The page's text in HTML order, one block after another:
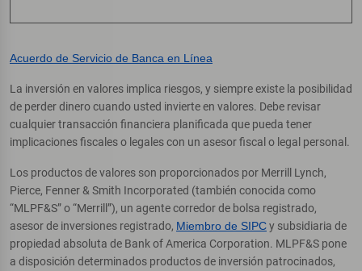
Acuerdo de Servicio de Banca en Línea
La inversión en valores implica riesgos, y siempre existe la posibilidad
de perder dinero cuando usted invierte en valores. Debe revisar
cualquier transacción financiera planificada que pueda tener
implicaciones fiscales o legales con un asesor fiscal o legal personal.
Los productos de valores son proporcionados por Merrill Lynch,
Pierce, Fenner & Smith Incorporated (también conocida como
“MLPF&S” o “Merrill”), un agente corredor de bolsa registrado,
asesor de inversiones registrado, Miembro de SIPCy subsidiaria de
propiedad absoluta de Bank of America Corporation. MLPF&S pone
a disposición determinados productos de inversión patrocinados,